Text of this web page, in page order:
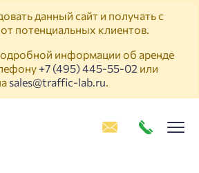
данный сайт и получать с
потенциальных клиентов.
информации об аренде
+7 (495) 445-55-02 или
sales@traffic-lab.ru.